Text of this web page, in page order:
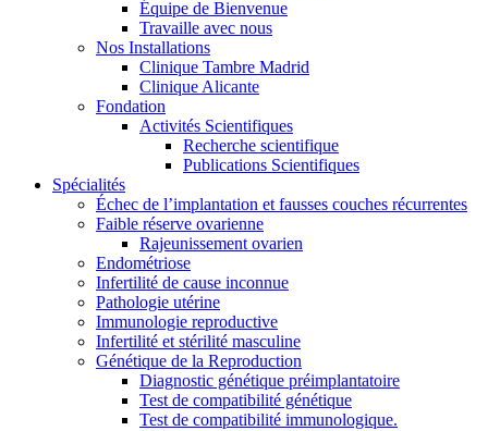
Équipe de Bienvenue
Travaille avec nous
Nos Installations
Clinique Tambre Madrid
Clinique Alicante
Fondation
Activités Scientifiques
Recherche scientifique
Publications Scientifiques
Spécialités
Échec de l’implantation et fausses couches récurrentes
Faible réserve ovarienne
Rajeunissement ovarien
Endométriose
Infertilité de cause inconnue
Pathologie utérine
Immunologie reproductive
Infertilité et stérilité masculine
Génétique de la Reproduction
Diagnostic génétique préimplantatoire
Test de compatibilité génétique
Test de compatibilité immunologique.